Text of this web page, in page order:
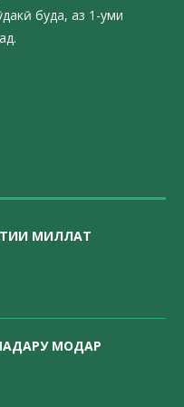
буда, аз 1-уми
МИЛЛАТ
МОДАР